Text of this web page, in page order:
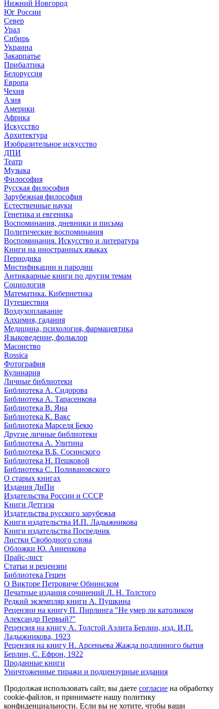
Нижний Новгород
Юг России
Север
Урал
Сибирь
Украина
Закарпатье
Прибалтика
Белоруссия
Европа
Чехия
Азия
Америки
Африка
Искусство
Архитектура
Изобразительное искусство
ДПИ
Театр
Музыка
Философия
Русская философия
Зарубежная философия
Естественные науки
Генетика и евгеника
Воспоминания, дневники и письма
Политические воспоминания
Воспоминания. Искусство и литература
Книги на иностранных языках
Периодика
Мистификации и пародии
Антикварные книги по другим темам
Социология
Математика. Кибернетика
Путешествия
Воздухоплавание
Алхимия, гадания
Медицина, психология, фармацевтика
Языковедение, фольклор
Масонство
Rossica
Фотография
Кулинария
Личные библиотеки
Библиотека А. Сидорова
Библиотека А. Тарасенкова
Библиотека В. Яна
Библиотека К. Вакс
Библиотека Марселя Бекю
Другие личные библиотеки
Библиотека А. Улитина
Библиотека В.Б. Сосинского
Библиотека Н. Пешковой
Библиотека С. Поливановского
О старых книгах
Издания ДиПи
Издательства России и СССР
Книги Детгиза
Издательства русского зарубежья
Книги издательства И.П. Ладыжникова
Книги издательства Посредник
Листки Свободного слова
Обложки Ю. Анненкова
Прайс-лист
Статьи и рецензии
Библиотека Гешен
О Викторе Петровиче Обнинском
Печатные издания сочинений Л. Н. Толстого
Редкий экземпляр книги А. Пушкина
Рецензии на книгу П. Пирлинга "Не умер ли католиком
Александр Первый?"
Рецензия на книгу А. Толстой Аэлита Берлин, изд. И.П.
Ладыжникова, 1923
Рецензия на книгу Н. Арсеньева Жажда подлинного бытия
Берлин, С. Ефрон, 1922
Проданные книги
Уничтоженные тиражи и подцензурные издания
Продолжая использовать сайт, вы даете согласие на обработку
cookie-файлов, и принимаете нашу политику
конфиденциальности. Если вы не хотите, чтобы ваши